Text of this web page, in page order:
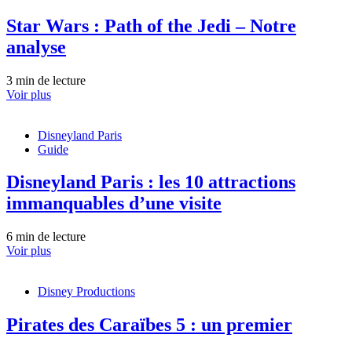
Star Wars : Path of the Jedi – Notre
analyse
3 min de lecture
Voir plus
Disneyland Paris
Guide
Disneyland Paris : les 10 attractions
immanquables d’une visite
6 min de lecture
Voir plus
Disney Productions
Pirates des Caraïbes 5 : un premier